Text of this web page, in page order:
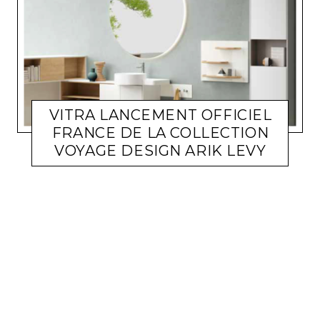
VITRA LANCEMENT OFFICIEL
FRANCE DE LA COLLECTION
VOYAGE DESIGN ARIK LEVY
ACTUALITÉ ENTREPRISES LARA GASQUET 3 FÉVRIER 2021